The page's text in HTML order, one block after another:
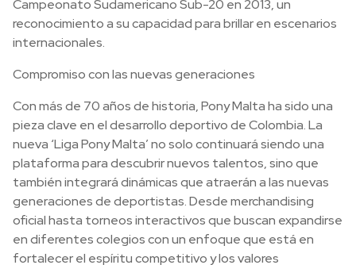
Campeonato Sudamericano Sub-20 en 2013, un
reconocimiento a su capacidad para brillar en escenarios
internacionales.
Compromiso con las nuevas generaciones
Con más de 70 años de historia, Pony Malta ha sido una
pieza clave en el desarrollo deportivo de Colombia. La
nueva ‘Liga Pony Malta’ no solo continuará siendo una
plataforma para descubrir nuevos talentos, sino que
también integrará dinámicas que atraerán a las nuevas
generaciones de deportistas. Desde merchandising
oficial hasta torneos interactivos que buscan expandirse
en diferentes colegios con un enfoque que está en
fortalecer el espíritu competitivo y los valores